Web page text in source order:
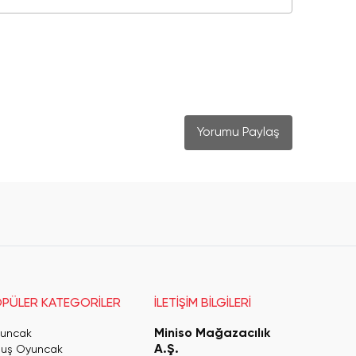
Yorumu Paylaş
KATEGORİLER
Oyuncak
İLETİŞİM BİLGİLERİ
Miniso Mağazacılık
A.Ş.